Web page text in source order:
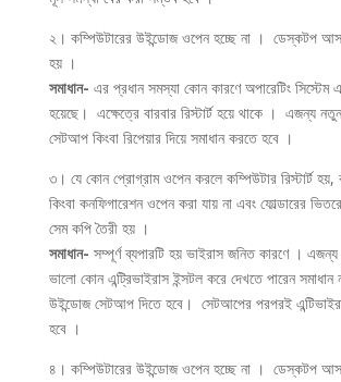
২। কম্পিউটারের উইন্ডোজ ওপেন হচ্ছে না । ডেস্কটপ
হয় ।
সমাধান- এর প্রধান সমস্যা কোন কারণে অপারেটিং সিস্টেম
হয়েছে। এক্ষেত্রে বারবার রিস্টার্ট হয়ে থাকে । এজন্য
সেটআপ কিংবা রিপেয়ার দিয়ে সমাধান করতে হবে ।
৩। যে কোন প্রোগ্রাম ওপেন করলে কম্পিউটার রিস্টার্ট হয়,
কিংবা কনফিগারেশন ওপেন করা যায় না এবং ফোল্ডারের
সেম কপি তৈরী হয় ।
সমাধান- সম্পূর্ণ ব্যপারটি হয় ভাইরাস জনিত কারণে ।
ভালো কোন এন্ট্রিভাইরাস ইন্সটল করে দেখতে পারেন
উইন্ডোজ সেটআপ দিতে হবে। সেটআপের পরপরই
হবে ।
৪। কম্পিউটারের উইন্ডোজ ওপেন হচ্ছে না । ডেস্কটপ